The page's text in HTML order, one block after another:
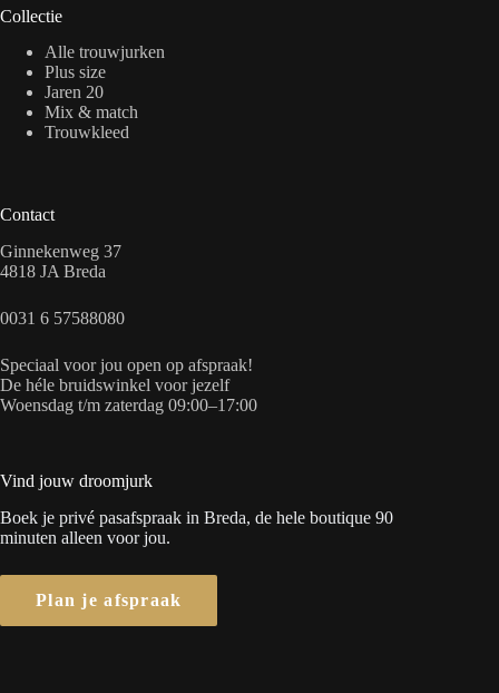
Collectie
Alle trouwjurken
Plus size
Jaren 20
Mix & match
Trouwkleed
Contact
Ginnekenweg 37
4818 JA Breda
0031 6 57588080
Speciaal voor jou open op afspraak!
De héle bruidswinkel voor jezelf
Woensdag t/m zaterdag 09:00–17:00
Vind jouw droomjurk
Boek je privé pasafspraak in Breda, de hele boutique 90
minuten alleen voor jou.
Plan je afspraak